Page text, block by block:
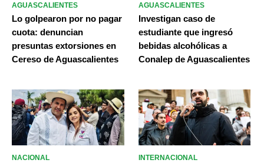
AGUASCALIENTES
Lo golpearon por no pagar
cuota: denuncian
presuntas extorsiones en
Cereso de Aguascalientes
AGUASCALIENTES
Investigan caso de
estudiante que ingresó
bebidas alcohólicas a
Conalep de Aguascalientes
NACIONAL INTERNACIONAL